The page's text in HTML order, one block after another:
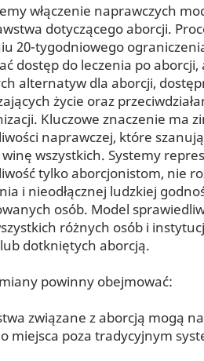
włączenie naprawczych
dotyczącego aborcji.
20-tygodniowego
dostęp do leczenia po
alternatyw dla aborcji,
życie oraz
Kluczowe znaczenie ma
naprawczej, które
winę wszystkich. Systemy
tylko aborcjonistom, nie
i nieodłącznej ludzkiej
osób. Model
różnych osób i
dotkniętych aborcją.
powinny obejmować:
związane z aborcją mogą
miejsca poza tradycyjnym